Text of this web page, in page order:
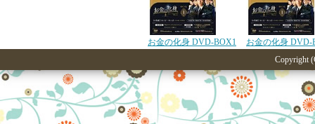
お金の化身 DVD-BOX1
お金の化身 DVD-
Copyright